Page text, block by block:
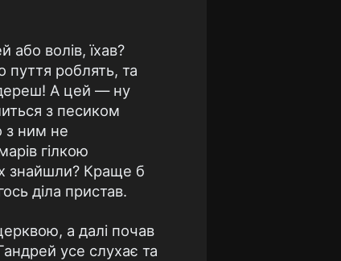
волів, їхав?
пуття роблять, та
А цей — ну
з песиком
з ним не
гілкою
знайшли? Краще б
діла пристав.
а далі почав
усе слухає та